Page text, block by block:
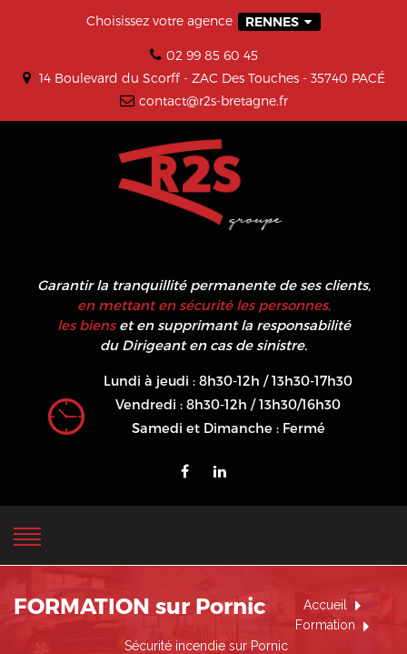
Choisissez votre agence RENNES
02 99 85 60 45
14 Boulevard du Scorff - ZAC Des Touches - 35740 PACÉ
contact@r2s-bretagne.fr
Garantir la tranquillité permanente de ses clients,
en mettant en sécurité les personnes,
les bienset en supprimant la responsabilité
du Dirigeant en cas de sinistre.
Lundi à jeudi : 8h30-12h / 13h30-17h30
Vendredi : 8h30-12h / 13h30/16h30
Samedi et Dimanche : Fermé
FORMATION sur Pornic
Accueil
Formation
Sécurité incendie sur Pornic